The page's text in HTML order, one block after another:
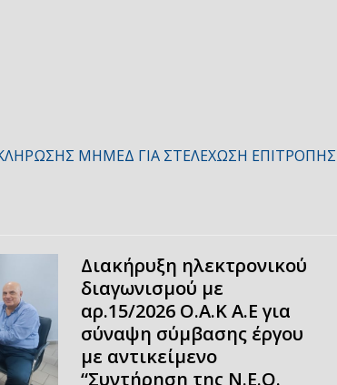
ΜΗΜΕΔ ΓΙΑ ΣΤΕΛΕΧΩΣΗ ΕΠΙΤΡΟΠΗΣ
Διακήρυξη ηλεκτρονικού
διαγωνισμού με
αρ.15/2026 Ο.Α.Κ Α.Ε για
σύναψη σύμβασης έργου
με αντικείμενο
“Συντήρηση της Ν.Ε.Ο.